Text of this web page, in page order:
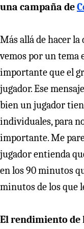
una campaña de
Más allá de hacer
vemos por un tema
importante que el
jugador. Ese
bien un jugador
individuales, para
importante. Me
jugador entienda
en los 90 minutos
minutos de los que
El rendimiento de